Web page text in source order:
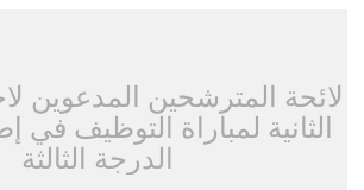
لائحة المترشحين المدعوين
الثانية لمباراة التوظيف في
الدرجة الثالثة